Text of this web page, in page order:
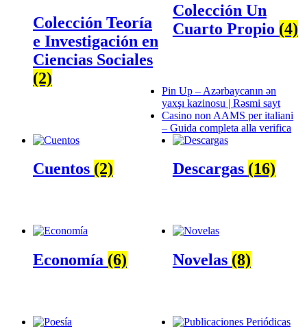
Colección Teoría
e Investigación en
Ciencias Sociales
(2)
Colección Un
Cuarto Propio (4)
Cuentos (2) Descargas (16)
Economía (6) Novelas (8)
Pin Up – Azərbaycanın ən
yaxşı kazinosu | Rəsmi sayt
Casino non AAMS per italiani
– Guida completa alla verifica